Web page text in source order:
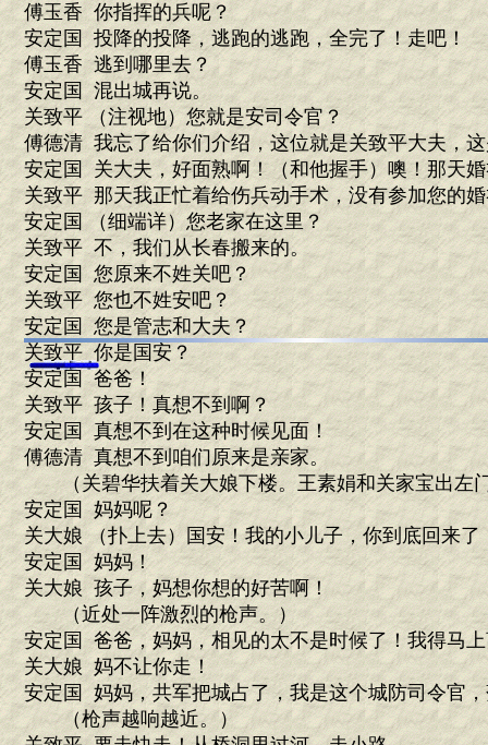
傅玉香 你指挥的兵呢？
安定国 投降的投降，逃跑的逃跑，全完了！走吧！
傅玉香 逃到哪里去？
安定国 混出城再说。
关致平 （注视地）您就是安司令官？
傅德清 我忘了给你们介绍，这位就是关致平大夫，
安定国 关大夫，好面熟啊！（和他握手）噢！那天
关致平 那天我正忙着给伤兵动手术，没有参加您的
安定国 （细端详）您老家在这里？
关致平 不，我们从长春搬来的。
安定国 您原来不姓关吧？
关致平 您也不姓安吧？
安定国 您是管志和大夫？
关致平 你是国安？
安定国 爸爸！
关致平 孩子！真想不到啊？
安定国 真想不到在这种时候见面！
傅德清 真想不到咱们原来是亲家。
（关碧华扶着关大娘下楼。王素娟和关家宝出左
安定国 妈妈呢？
关大娘 （扑上去）国安！我的小儿子，你到底回来了
安定国 妈妈！
关大娘 孩子，妈想你想的好苦啊！
（近处一阵激烈的枪声。）
安定国 爸爸，妈妈，相见的太不是时候了！我得马
关大娘 妈不让你走！
安定国 妈妈，共军把城占了，我是这个城防司令官
（枪声越响越近。）